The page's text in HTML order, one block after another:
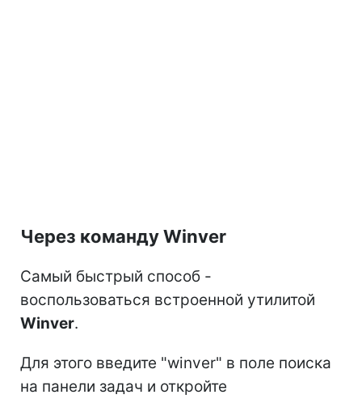
Через команду Winver
Самый быстрый способ -
воспользоваться встроенной утилитой
Winver.
Для этого введите "winver" в поле поиска
на панели задач и откройте